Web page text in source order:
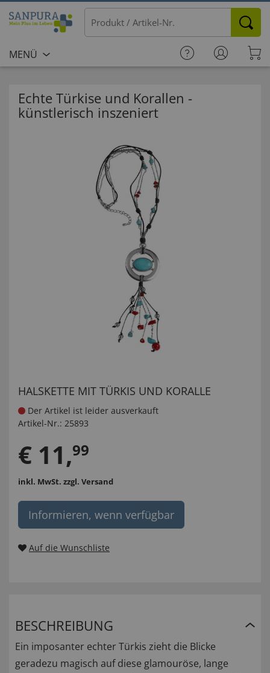
MENÜ
Echte Türkise und Korallen -
künstlerisch inszeniert
HALSKETTE MIT TÜRKIS UND KORALLE
Der Artikel ist leider ausverkauft
Artikel-Nr.: 25893
€ 11,99
inkl. MwSt. zzgl. Versand
Informieren, wenn verfügbar
Auf die Wunschliste
BESCHREIBUNG
Ein imposanter echter Türkis zieht die Blicke
geradezu magisch auf diese glamouröse, lange